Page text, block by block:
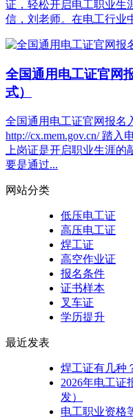
证，轻松开启电工职业生
信，刘老师。在电工行业
全国通用电工证官网
式）
全国通用电工证官网报名
http://cx.mem.gov.cn/ 踏
上岗证是开启职业生涯
要是通过...
网站分类
低压电工证
高压电工证
焊工证
高空作业证
报名条件
证书样本
叉车证
学历提升
最近发表
焊工证有几种
2026年电工证
发）
电工职业资格